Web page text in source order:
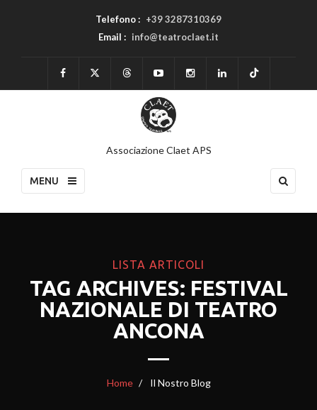
Telefono : +39 3287310369
Email : info@teatroclaet.it
Associazione Claet APS
MENU
LISTA ARTICOLI
TAG ARCHIVES: FESTIVAL
NAZIONALE DI TEATRO
ANCONA
Home Il Nostro Blog